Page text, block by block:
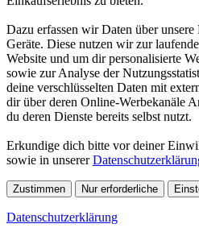
Dazu erfassen wir Daten über
Geräte. Diese nutzen wir zur
Website und um dir personalisierte
sowie zur Analyse der
deine verschlüsselten Daten mit
dir über deren Online-Werbekanäle
du deren Dienste bereits selbst nutzt.
Erkundige dich bitte vor deiner
sowie in unserer
Zustimmen Nur erforderliche
Datenschutzerklärung